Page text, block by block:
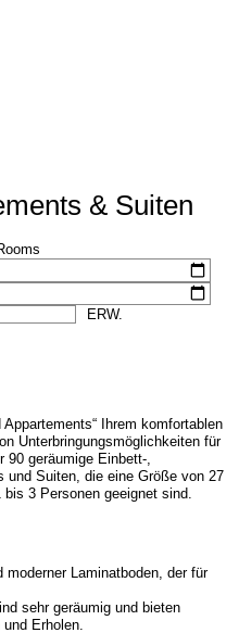
& Suiten
Ihrem komfortablen
Unterbringungsmöglichkeiten für
90 geräumige Einbett-,
und Suiten, die eine Größe von 27
3 Personen geeignet sind.
moderner Laminatboden, der für
sehr geräumig und bieten
Erholen.